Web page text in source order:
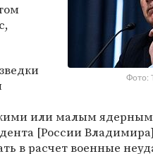
Фото:
или малым
[России Владимира]
в расчет военные